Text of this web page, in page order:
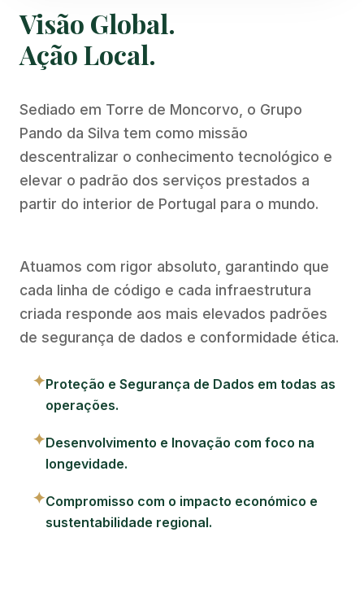
Visão Global.
Ação Local.
Sediado em Torre de Moncorvo, o Grupo
Pando da Silva tem como missão
descentralizar o conhecimento tecnológico e
elevar o padrão dos serviços prestados a
partir do interior de Portugal para o mundo.
Atuamos com rigor absoluto, garantindo que
cada linha de código e cada infraestrutura
criada responde aos mais elevados padrões
de segurança de dados e conformidade ética.
✦Proteção e Segurança de Dados em todas as
operações.
✦Desenvolvimento e Inovação com foco na
longevidade.
✦Compromisso com o impacto económico e
sustentabilidade regional.